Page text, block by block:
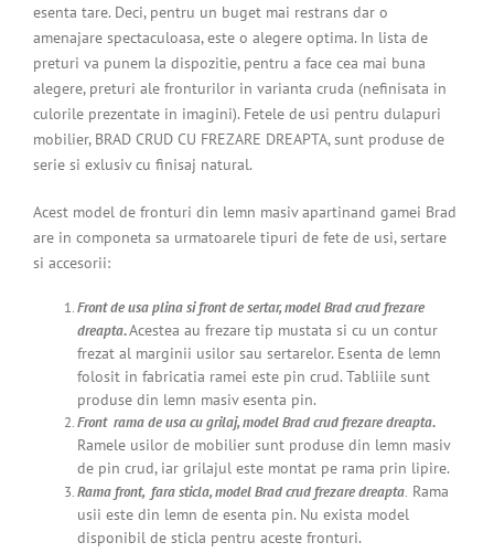
esenta tare. Deci, pentru un buget mai restrans dar o
amenajare spectaculoasa, este o alegere optima. In lista de
preturi va punem la dispozitie, pentru a face cea mai buna
alegere, preturi ale fronturilor in varianta cruda (nefinisata in
culorile prezentate in imagini). Fetele de usi pentru dulapuri
mobilier, BRAD CRUD CU FREZARE DREAPTA, sunt produse de
serie si exlusiv cu finisaj natural.
Acest model de fronturi din lemn masiv apartinand gamei Brad
are in componeta sa urmatoarele tipuri de fete de usi, sertare
si accesorii:
Front de usa plina si front de sertar, model Brad crud frezare
dreapta.Acestea au frezare tip mustata si cu un contur
frezat al marginii usilor sau sertarelor. Esenta de lemn
folosit in fabricatia ramei este pin crud. Tabliile sunt
produse din lemn masiv esenta pin.
Front rama de usa cu grilaj, model Brad crud frezare dreapta.
Ramele usilor de mobilier sunt produse din lemn masiv
de pin crud, iar grilajul este montat pe rama prin lipire.
Rama front, fara sticla, model Brad crud frezare dreapta. Rama
usii este din lemn de esenta pin. Nu exista model
disponibil de sticla pentru aceste fronturi.